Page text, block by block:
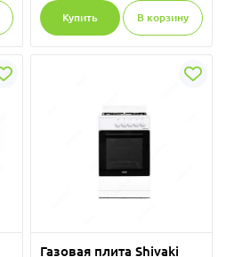
Купить В корзину
Газовая плита Shivaki